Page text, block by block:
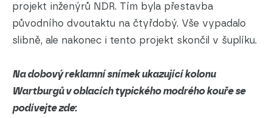
projekt inženýrů NDR. Tím byla přestavba
původního dvoutaktu na čtyřdobý. Vše vypadalo
slibně, ale nakonec i tento projekt skončil v šuplíku.
Na dobový reklamní snímek ukazující kolonu
Wartburgů v oblacích typického modrého kouře se
podívejte zde: